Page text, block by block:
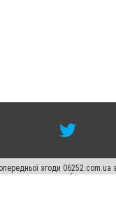
згоди
нижче другого абзацу в